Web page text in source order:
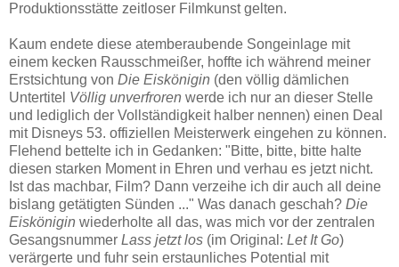
Produktionsstätte zeitloser Filmkunst gelten.
Kaum endete diese atemberaubende Songeinlage mit
einem kecken Rausschmeißer, hoffte ich während meiner
Erstsichtung von Die Eiskönigin (den völlig dämlichen
Untertitel Völlig unverfroren werde ich nur an dieser Stelle
und lediglich der Vollständigkeit halber nennen) einen Deal
mit Disneys 53. offiziellen Meisterwerk eingehen zu können.
Flehend bettelte ich in Gedanken: "Bitte, bitte, bitte halte
diesen starken Moment in Ehren und verhau es jetzt nicht.
Ist das machbar, Film? Dann verzeihe ich dir auch all deine
bislang getätigten Sünden ..." Was danach geschah? Die
Eiskönigin wiederholte all das, was mich vor der zentralen
Gesangsnummer Lass jetzt los (im Original: Let It Go)
verärgerte und fuhr sein erstaunliches Potential mit